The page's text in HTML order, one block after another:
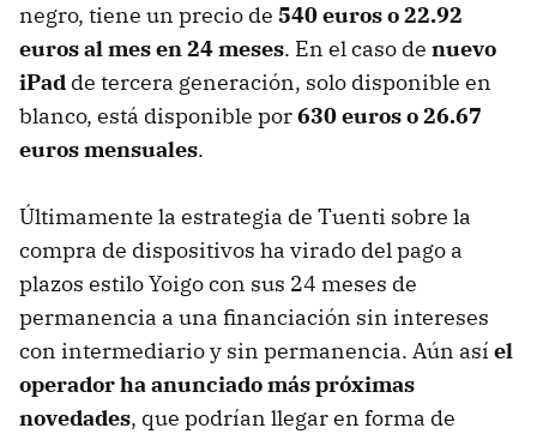
negro, tiene un precio de 540 euros o 22.92
euros al mes en 24 meses. En el caso de nuevo
iPad de tercera generación, solo disponible en
blanco, está disponible por630 euros o 26.67
euros mensuales.
Últimamente la estrategia de Tuenti sobre la
compra de dispositivos ha virado del pago a
plazos estilo Yoigo con sus 24 meses de
permanencia a una financiación sin intereses
con intermediario y sin permanencia. Aún así el
operador ha anunciado más próximas
novedades, que podrían llegar en forma de